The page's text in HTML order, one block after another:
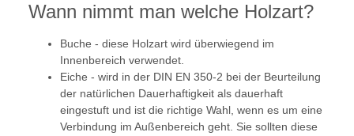
Wann nimmt man welche Holzart?
Buche - diese Holzart wird überwiegend im
Innenbereich verwendet.
Eiche - wird in der DIN EN 350-2 bei der Beurteilung
der natürlichen Dauerhaftigkeit als dauerhaft
eingestuft und ist die richtige Wahl, wenn es um eine
Verbindung im Außenbereich geht. Sie sollten diese